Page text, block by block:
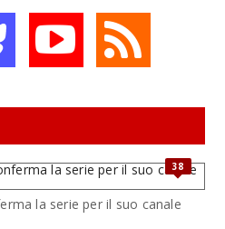
38
la serie per il suo canale